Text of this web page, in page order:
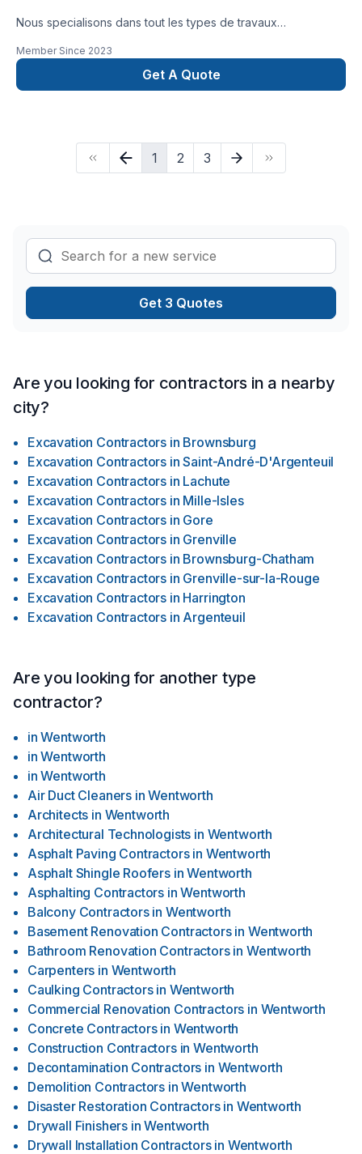
Nous specialisons dans tout les types de travaux
est pave uni est tout d'amenagement paysager
Member Since 2023
Get A Quote
1 2 3
Get 3 Quotes
Are you looking for contractors in a nearby
city?
Excavation Contractors in Brownsburg
Excavation Contractors in Saint-André-D'Argenteuil
Excavation Contractors in Lachute
Excavation Contractors in Mille-Isles
Excavation Contractors in Gore
Excavation Contractors in Grenville
Excavation Contractors in Brownsburg-Chatham
Excavation Contractors in Grenville-sur-la-Rouge
Excavation Contractors in Harrington
Excavation Contractors in Argenteuil
Are you looking for another type
contractor?
in Wentworth
in Wentworth
in Wentworth
Air Duct Cleaners in Wentworth
Architects in Wentworth
Architectural Technologists in Wentworth
Asphalt Paving Contractors in Wentworth
Asphalt Shingle Roofers in Wentworth
Asphalting Contractors in Wentworth
Balcony Contractors in Wentworth
Basement Renovation Contractors in Wentworth
Bathroom Renovation Contractors in Wentworth
Carpenters in Wentworth
Caulking Contractors in Wentworth
Commercial Renovation Contractors in Wentworth
Concrete Contractors in Wentworth
Construction Contractors in Wentworth
Decontamination Contractors in Wentworth
Demolition Contractors in Wentworth
Disaster Restoration Contractors in Wentworth
Drywall Finishers in Wentworth
Drywall Installation Contractors in Wentworth